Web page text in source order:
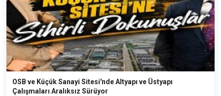
OSB ve Küçük Sanayi Sitesi'nde Altyapı ve Üstyapı
Çalışmaları Aralıksız Sürüyor